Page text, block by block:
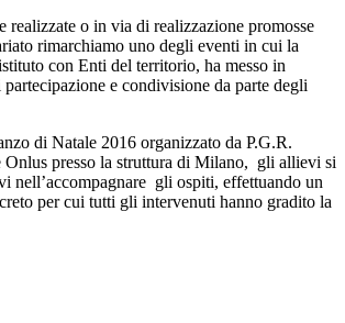
realizzate o in via di realizzazione promosse
rimarchiamo uno degli eventi in cui la
con Enti del territorio, ha messo in
e condivisione da parte degli
di Natale 2016 organizzato da P.G.R.
Onlus presso la struttura di Milano, gli allievi si
nell’accompagnare gli ospiti, effettuando un
per cui tutti gli intervenuti hanno gradito la